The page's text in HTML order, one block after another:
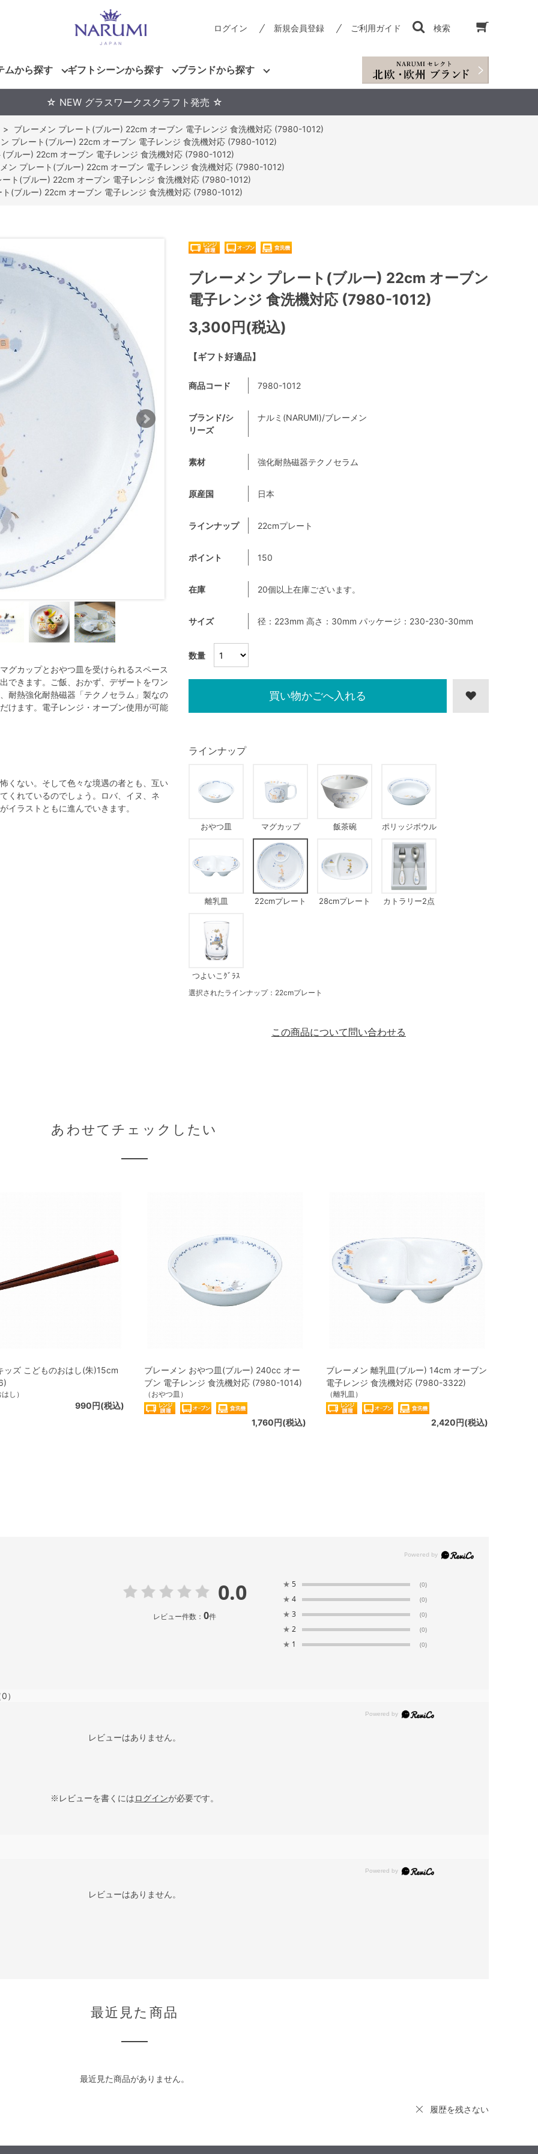
ログイン 新規会員登録 ご利用ガイド 検索
ムから探す ギフトシーンから探す ブランドから探す
☆ NEW グラスワークスクラフト発売 ☆
>
ブレーメン プレート(ブルー) 22cm オーブン 電子レンジ 食洗機対応 (7980-1012)
プレート(ブルー) 22cm オーブン 電子レンジ 食洗機対応 (7980-1012)
(ブルー) 22cm オーブン 電子レンジ 食洗機対応 (7980-1012)
ン プレート(ブルー) 22cm オーブン 電子レンジ 食洗機対応 (7980-1012)
ート(ブルー) 22cm オーブン 電子レンジ 食洗機対応 (7980-1012)
ト(ブルー) 22cm オーブン 電子レンジ 食洗機対応 (7980-1012)
グカップとおやつ皿を受けられるスペース
できます。ご飯、おかず、デザートをワン
耐熱強化耐熱磁器「テクノセラム」製なの
けます。電子レンジ・オーブン使用が可能
くない。そして色々な境遇の者とも、互い
くれているのでしょう。ロバ、イヌ、ネ
イラストともに進んでいきます。
【ギフト好適品】
ブレーメン プレート(ブルー) 22cm オーブン
電子レンジ 食洗機対応 (7980-1012)
3,300円(税込)
数量
商品コード 7980-1012
ブランド/シ
リーズ
ナルミ(NARUMI)/ブレーメン
素材 強化耐熱磁器テクノセラム
原産国 日本
ラインナップ 22cmプレート
ポイント 150
在庫 20個以上在庫ございます。
サイズ 径：223mm 高さ：30mm パッケージ：230-230-30mm
ラインナップ
おやつ皿 マグカップ 飯茶碗 ポリッジボウル
離乳皿 22cmプレート 28cmプレート
カトラリー2点
つよいこｸﾞﾗｽ
選択されたラインナップ：22cmプレート
買い物かごへ入れる
この商品について問い合わせる
あわせてチェックしたい
ッズ こどものおはし(朱)15cm
し）
990円(税込)
ブレーメン おやつ皿(ブルー) 240cc オー
ブン 電子レンジ 食洗機対応 (7980-1014)
（おやつ皿）
1,760円(税込)
ブレーメン 離乳皿(ブルー) 14cm オーブン
電子レンジ 食洗機対応 (7980-3322)
（離乳皿）
2,420円(税込)
0.0
レビュー件数： 0件
★ 5 (0)
★ 4 (0)
★ 3 (0)
★ 2 (0)
★ 1 (0)
0）
レビューはありません。
※レビューを書くにはログインが必要です。
レビューはありません。
最近見た商品
最近見た商品がありません。
履歴を残さない